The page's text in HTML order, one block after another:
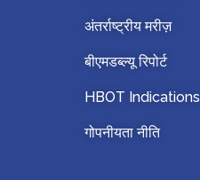
अंतर्राष्ट्रीय मरीज़
बीएमडब्ल्यू रिपोर्ट
HBOT Indications
गोपनीयता नीति